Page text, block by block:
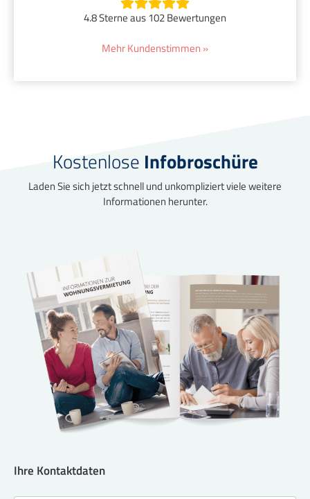
4.8 Sterne aus 102 Bewertungen
Mehr Kundenstimmen »
Kostenlose Infobroschüre
Laden Sie sich jetzt schnell und unkompliziert viele weitere
Informationen herunter.
Ihre Kontaktdaten